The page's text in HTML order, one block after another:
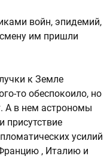
войн, эпидемий,
смену им пришли
к Земле
то обеспокоило, но
А в нем астрономы
присутствие
усилий
, Италию и